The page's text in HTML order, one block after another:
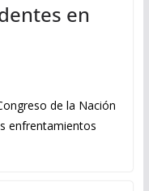
en
de la Nación
enfrentamientos